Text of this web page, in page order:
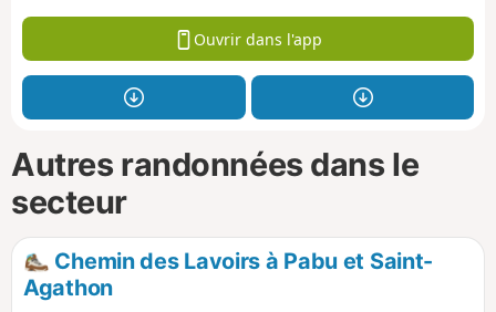
Ouvrir dans l'app
Autres randonnées dans le
secteur
Chemin des Lavoirs à Pabu et Saint-
Agathon